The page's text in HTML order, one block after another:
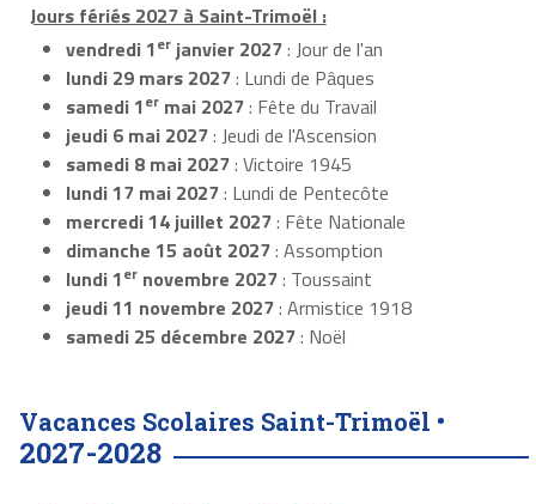
Jours fériés 2027 à Saint-Trimoël :
vendredi 1er janvier 2027: Jour de l'an
lundi 29 mars 2027: Lundi de Pâques
samedi 1er mai 2027: Fête du Travail
jeudi 6 mai 2027: Jeudi de l'Ascension
samedi 8 mai 2027: Victoire 1945
lundi 17 mai 2027: Lundi de Pentecôte
mercredi 14 juillet 2027: Fête Nationale
dimanche 15 août 2027: Assomption
lundi 1er novembre 2027: Toussaint
jeudi 11 novembre 2027: Armistice 1918
samedi 25 décembre 2027: Noël
Vacances Scolaires Saint-Trimoël •
2027-2028